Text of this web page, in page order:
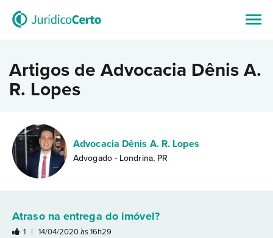
Artigos de Advocacia Dênis A.
R. Lopes
Advocacia Dênis A. R. Lopes
Advogado - Londrina, PR
Atraso na entrega do imóvel?
1 | 14/04/2020 às 16h29